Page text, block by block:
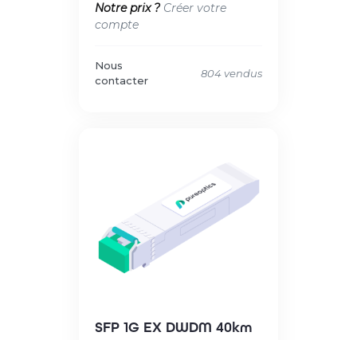
Notre prix ? Créer votre
compte
Nous
contacter
804 vendus
SFP 1G EX DWDM 40km